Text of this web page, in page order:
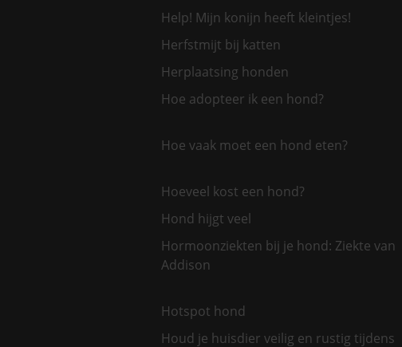
Help! Mijn konijn heeft kleintjes!
Herfstmijt bij katten
Herplaatsing honden
Hoe adopteer ik een hond?
Hoe vaak moet een hond eten?
Hoeveel kost een hond?
Hond hijgt veel
Hormoonziekten bij je hond: Ziekte van
Addison
Hotspot hond
Houd je huisdier veilig en rustig tijdens